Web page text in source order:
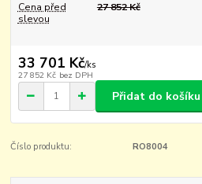
Cena před
slevou
27 852 Kč
33 701 Kč/ks
27 852 Kč bez DPH
Přidat do košíku
Číslo produktu: RO8004